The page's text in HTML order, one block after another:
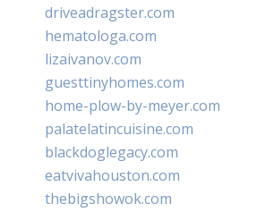
driveadragster.com
hematologa.com
lizaivanov.com
guesttinyhomes.com
home-plow-by-meyer.com
palatelatincuisine.com
blackdoglegacy.com
eatvivahouston.com
thebigshowok.com